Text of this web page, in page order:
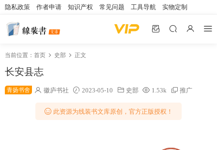
隐私政策 作者申请 知识产权 常见问题 工具导航 实物定制
当前位置： 首页 史部 正文
长安县志
青扬书舍 徽庐书社 2023-05-10 史部 1.53k 推广
此资源为线装书文库原创，官方正版授权！